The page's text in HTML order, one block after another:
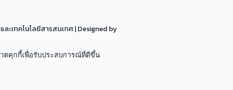
ะเทคโนโลยีสารสนเทศ| Designed by
ตคุกกี้เพื่อรับประสบการณ์ที่ดีขึ้น